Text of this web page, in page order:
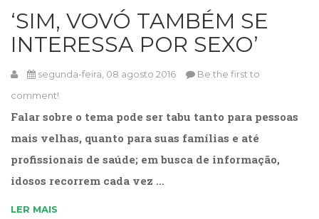
e
Marketing
(33)
Puericultura
Rádio
(8)
Relações
e
Comunicação
(31)
‘SIM, VOVÓ TAMBÉM SE
INTERESSA POR SEXO’
segunda-feira, 08 agosto 2016
Be the first to
comment!
Falar sobre o tema pode ser tabu tanto para pessoas
mais velhas, quanto para suas famílias e até
profissionais de saúde; em busca de informação,
idosos recorrem cada vez …
LER MAIS